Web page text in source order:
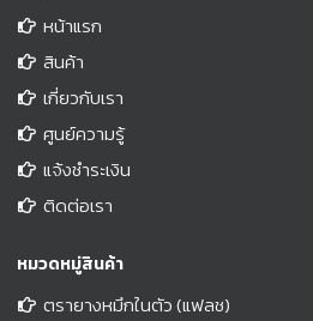
หน้าแรก
สินค้า
เกี่ยวกับเรา
ศูนย์ความรู้
แจ้งชำระเงิน
ติดต่อเรา
หมวดหมู่สินค้า
ตรายางหมึกในตัว (แฟลช)